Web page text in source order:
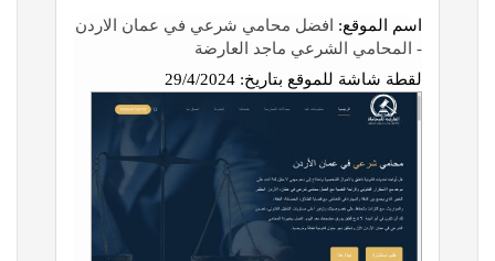
اسم الموقع: افضل محامي شرعي في عمان الاردن
- المحامي الشرعي ماجد العارضة
لقطة شاشة للموقع بتاريخ: